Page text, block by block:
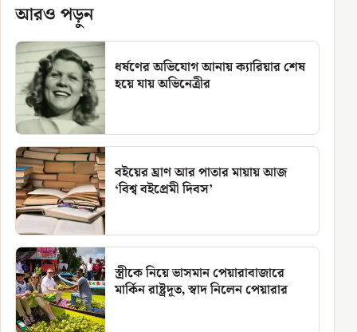
আরও পড়ুন
ধর্ষণের অভিযোগ আনায় ক্যারিয়ার শেষ
হয়ে যায় অভিনেত্রীর
বইয়ের ঘ্রাণ আর পাতার মায়ায় আজ
‘বিশ্ব বইপ্রেমী দিবস’
স্ত্রীকে নিয়ে ভাসমান পেয়ারাবাজারে
মার্কিন রাষ্ট্রদূত, স্বাদ নিলেন পেয়ারার